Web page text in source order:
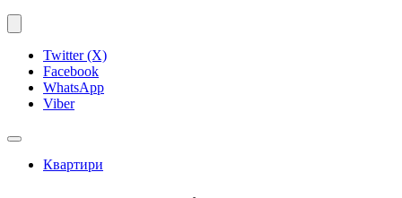
Twitter (X)
Facebook
WhatsApp
Viber
Квартири